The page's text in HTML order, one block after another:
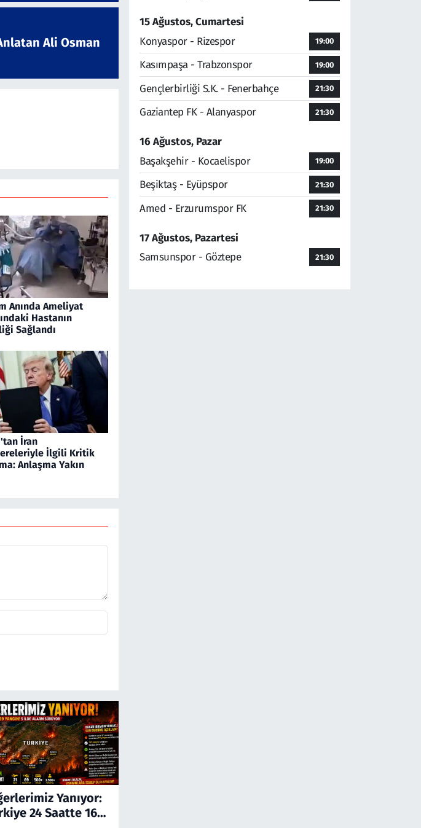
Ali Osman
Anında Ameliyat
Hastanın
Sağlandı
İran
İlgili Kritik
Anlaşma Yakın
Yanıyor:
24 Saatte 169
15 Ağustos, Cumartesi
Konyaspor - Rizespor
19:00
Kasımpaşa - Trabzonspor 19:00
Gençlerbirliği S.K. - Fenerbahçe 21:30
Gaziantep FK - Alanyaspor 21:30
16 Ağustos, Pazar
Başakşehir - Kocaelispor
19:00
Beşiktaş - Eyüpspor 21:30
Amed - Erzurumspor FK 21:30
17 Ağustos, Pazartesi
Samsunspor - Göztepe
21:30